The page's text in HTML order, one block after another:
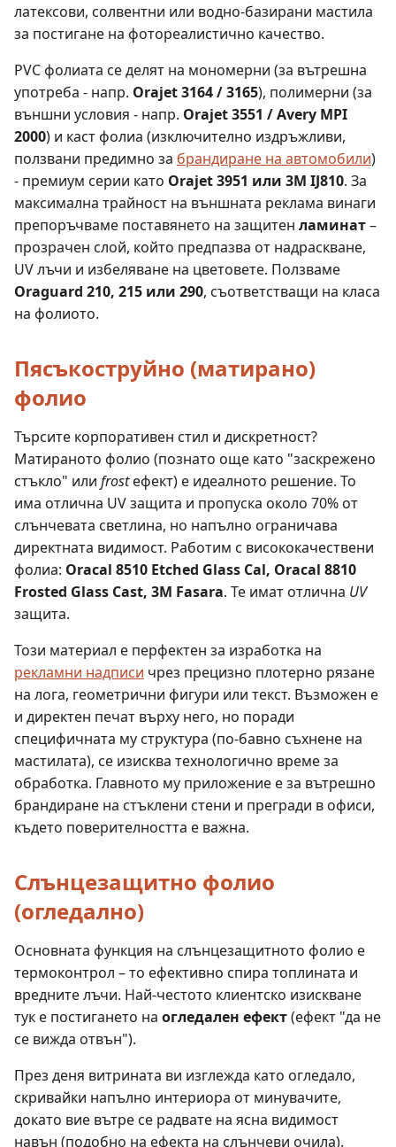
латексови, солвентни или водно-базирани мастила
за постигане на фотореалистично качество.
PVC фолиата се делят на мономерни (за вътрешна
употреба - напр. Orajet 3164 / 3165), полимерни (за
външни условия - напр. Orajet 3551 / Avery MPI
2000) и каст фолиа (изключително издръжливи,
ползвани предимно за брандиране на автомобили)
- премиум серии като Orajet 3951 или 3M IJ810. За
максимална трайност на външната реклама винаги
препоръчваме поставянето на защитен ламинат–
прозрачен слой, който предпазва от надраскване,
UV лъчи и избеляване на цветовете. Ползваме
Oraguard 210, 215 или 290, съответстващи на класа
на фолиото.
Пясъкоструйно (матирано)
фолио
Търсите корпоративен стил и дискретност?
Матираното фолио (познато още като "заскрежено
стъкло" или frostефект) е идеалното решение. То
има отлична UV защита и пропуска около 70% от
слънчевата светлина, но напълно ограничава
директната видимост. Работим с висококачествени
фолиа: Oracal 8510 Etched Glass Cal, Oracal 8810
Frosted Glass Cast, 3M Fasara. Те имат отлична UV
защита.
Този материал е перфектен за изработка на
рекламни надписи чрез прецизно плотерно рязане
на лога, геометрични фигури или текст. Възможен е
и директен печат върху него, но поради
специфичната му структура (по-бавно съхнене на
мастилата), се изисква технологично време за
обработка. Главното му приложение е за вътрешно
брандиране на стъклени стени и прегради в офиси,
където поверителността е важна.
Слънцезащитно фолио
(огледално)
Основната функция на слънцезащитното фолио е
термоконтрол – то ефективно спира топлината и
вредните лъчи. Най-честото клиентско изискване
тук е постигането на огледален ефект(ефект "да не
се вижда отвън").
През деня витрината ви изглежда като огледало,
скривайки напълно интериора от минувачите,
докато вие вътре се радвате на ясна видимост
навън (подобно на ефекта на слънчеви очила).